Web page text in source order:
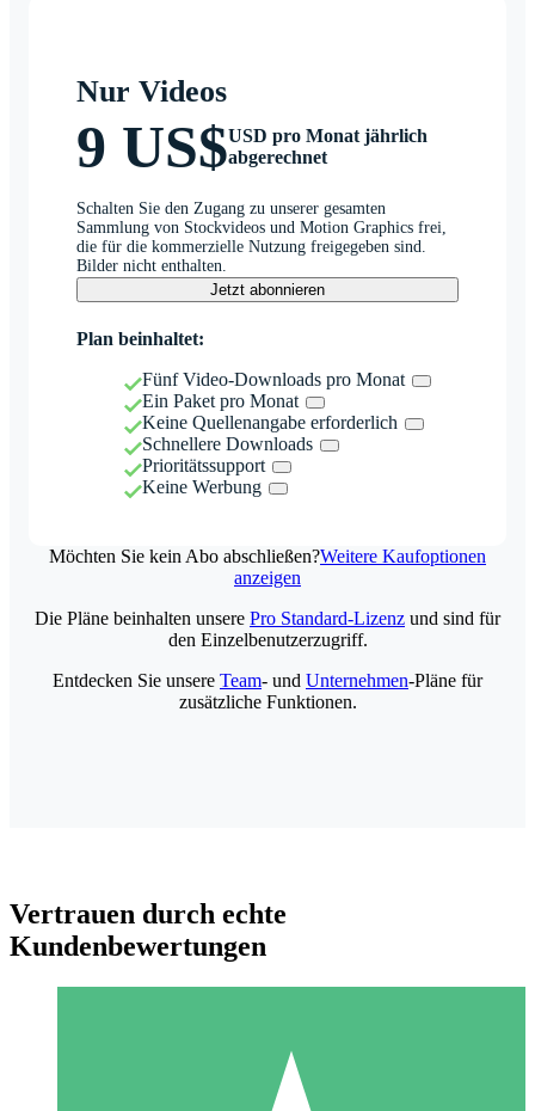
Nur Videos
9 US$USD pro Monat jährlich
abgerechnet
Schalten Sie den Zugang zu unserer gesamten
Sammlung von Stockvideos und Motion Graphics frei,
die für die kommerzielle Nutzung freigegeben sind.
Bilder nicht enthalten.
Jetzt abonnieren
Plan beinhaltet:
Fünf Video-Downloads pro Monat
Ein Paket pro Monat
Keine Quellenangabe erforderlich
Schnellere Downloads
Prioritätssupport
Keine Werbung
Möchten Sie kein Abo abschließen?Weitere Kaufoptionen
anzeigen
Die Pläne beinhalten unsere Pro Standard-Lizenz und sind für
den Einzelbenutzerzugriff.
Entdecken Sie unsere Team- und Unternehmen-Pläne für
zusätzliche Funktionen.
Vertrauen durch echte
Kundenbewertungen